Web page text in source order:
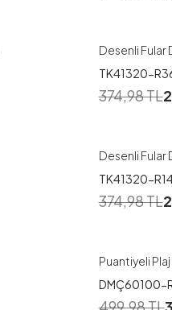
Desenli Fular
TK41320-
374,98TL
Desenli Fular
TK41320-
374,98TL
Puantiyeli Plaj
DMÇ60100-
499,98TL